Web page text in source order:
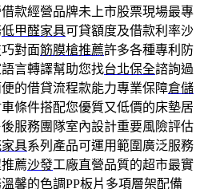
款經營品牌未上市股票現場最專
低甲醛家具可貸額度及借款利率沙
對面筋膜槍推薦許多各種專利防
言轉譯幫助您找台北保全諮詢過
的借貸流程款能力專業保障倉儲
條件搭配您優質又低價的床墊居
服務團隊室內設計重要風險評估
具系列產品可運用範圍廣泛服務
薦沙發工廠直營品質的超市最實
馨的色調PP板片 多項層架配備